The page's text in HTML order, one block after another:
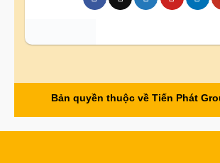
Bản quyền thuộc về Tiến Phát